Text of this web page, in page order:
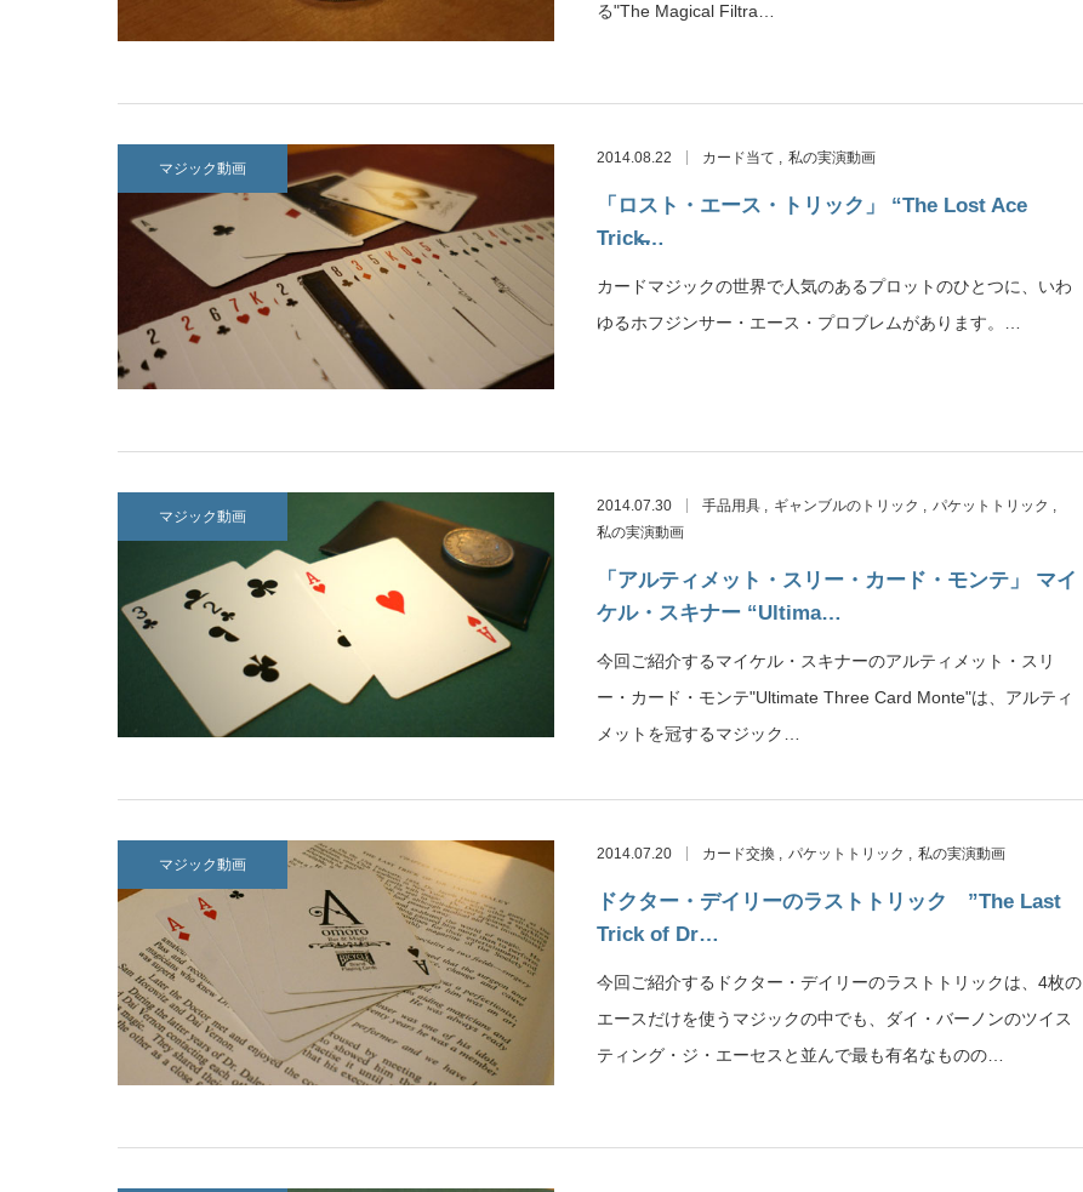
る"The Magical Filtra…
マジック動画
2014.08.22 カード当て 私の実演動画
「ロスト・エース・トリック」 “The Lost Ace
Trick̶…
カードマジックの世界で人気のあるプロットのひとつに、いわ
ゆるホフジンサー・エース・プロブレムがあります。…
マジック動画
2014.07.30 手品用具 ギャンブルのトリック
パケットトリック
私の実演動画
「アルティメット・スリー・カード・モンテ」 マイ
ケル・スキナー “Ultima…
今回ご紹介するマイケル・スキナーのアルティメット・スリ
ー・カード・モンテ"Ultimate Three Card Monte"は、アルティ
メットを冠するマジック…
マジック動画
2014.07.20 カード交換 パケットトリック 私の実演動画
ドクター・デイリーのラストトリック ”The Last
Trick of Dr…
今回ご紹介するドクター・デイリーのラストトリックは、4枚の
エースだけを使うマジックの中でも、ダイ・バーノンのツイス
ティング・ジ・エーセスと並んで最も有名なものの…